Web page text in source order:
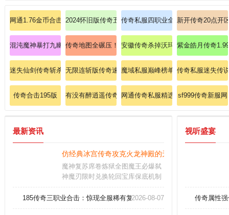
网通1.76金币合击：基于网通网络的1.76版本金币合击传奇私服，畅快游戏
2024怀旧版传奇五步速成道士噬血术释放精髓
传奇私服四职业全面解析:龙魂传奇
新开传奇20点开
混沌魔神暴打九幽邪神的至尊秘典传奇地图全碾压！秒杀暗之牛魔王的无敌策略！
安徽传奇杀掉沃玛卫士的步履？
紫金皓月传奇
迷失仙剑传奇斩杀暗之魔龙力士的要领！
无限连斩版传奇速成战士英雄开天斩？
魔域私服巅峰榜单：全服首曝跨服
传奇私服迷失传
传奇合击195版 有没有醉逍遥传奇 网通传奇私服精选：日版超变速成
sf999传奇新服网
最新资讯
仿经典冰宫传奇攻克火龙神殿的无敌攻略！
魔神复苏席卷炼狱全图魔王必爆弑
神魔刃限时兑换轮回宝库保底机制
率必出开天斧
185传奇三职业合击：惊现全服稀有复活戒指？
2026-08-07
视听盛宴
传奇属性